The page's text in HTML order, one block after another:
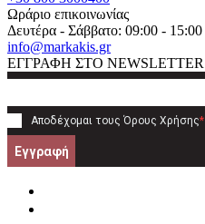
Ωράριο επικοινωνίας
Δευτέρα - Σάββατο: 09:00 - 15:00
info@markakis.gr
ΕΓΓΡΑΦΗ ΣΤΟ NEWSLETTER
Αποδέχομαι τους Όρους Χρήσης*
Εγγραφή